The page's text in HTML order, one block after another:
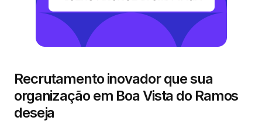
Recrutamento inovador que sua
organização em Boa Vista do Ramos
deseja